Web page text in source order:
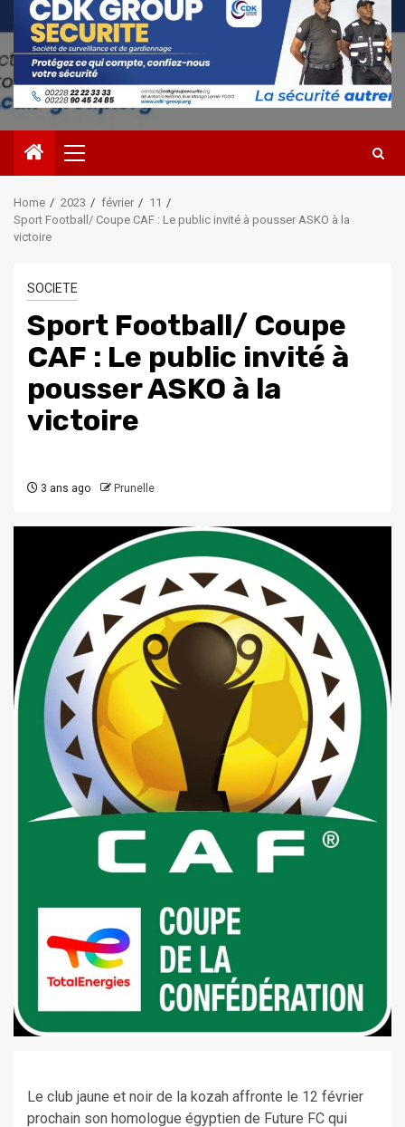
Primary
Menu
Home 2023 février
11
Sport Football/ Coupe CAF : Le public invité à pousser ASKO à la
victoire
SOCIETE
Sport Football/ Coupe
CAF : Le public invité à
pousser ASKO à la
victoire
3 ans ago Prunelle
Le club jaune et noir de la kozah affronte le 12 février
prochain son homologue égyptien de Future FC qui